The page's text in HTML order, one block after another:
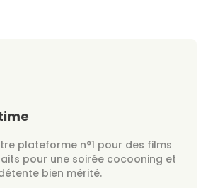
plateforme n°1 pour des films
pour une soirée cocooning et
bien mérité.